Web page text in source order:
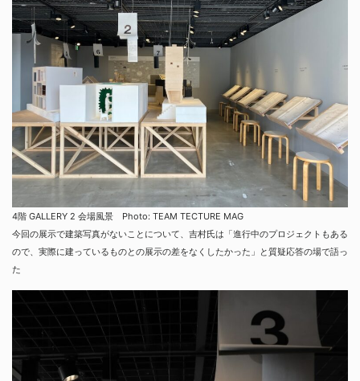
4階 GALLERY 2 会場風景 Photo: TEAM TECTURE MAG
今回の展示で建築写真がないことについて、吉村氏は「進行中のプロジェクトもある
ので、実際に建っているものとの展示の差をなくしたかった」と質疑応答の場で語っ
た